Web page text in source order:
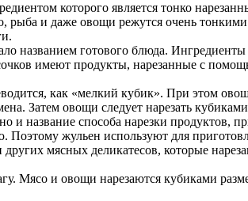
которого является тонко
рыба и даже овощи режутся очень
названием готового блюда.
имеют продукты, нарезанные с
как «мелкий кубик». При этом
Затем овощи следует нарезать
и название способа нарезки
жульен используют для
мясных деликатесов, которые
Мясо и овощи нарезаются кубиками